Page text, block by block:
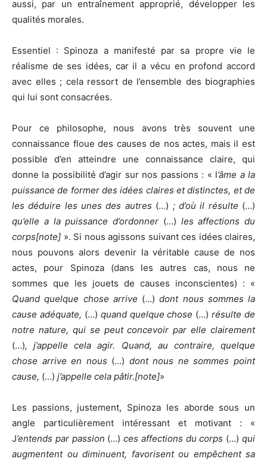
aussi, par un entraînement approprié, développer les
qualités morales.
Essentiel : Spinoza a manifesté par sa propre vie le
réalisme de ses idées, car il a vécu en profond accord
avec elles ; cela ressort de l’ensemble des biographies
qui lui sont consacrées.
Pour ce philosophe, nous avons très souvent une
connaissance floue des causes de nos actes, mais il est
possible d’en atteindre une connaissance claire, qui
donne la possibilité d’agir sur nos passions : « l’âme a la
puissance de former des idées claires et distinctes, et de
les déduire les unes des autres (…) ; d’où il résulte (…)
qu’elle a la puissance d’ordonner (…) les affections du
corps[note] ». Si nous agissons suivant ces idées claires,
nous pouvons alors devenir la véritable cause de nos
actes, pour Spinoza (dans les autres cas, nous ne
sommes que les jouets de causes inconscientes) : «
Quand quelque chose arrive (…)dont nous sommes la
cause adéquate, (…) quand quelque chose (…)résulte de
notre nature, qui se peut concevoir par elle clairement
(…), j’appelle cela agir. Quand, au contraire, quelque
chose arrive en nous (…) dont nous ne sommes point
cause, (…) j’appelle cela pâtir.[note]»
Les passions, justement, Spinoza les aborde sous un
angle particulièrement intéressant et motivant : «
J’entends par passion (…)ces affections du corps (…)qui
augmentent ou diminuent, favorisent ou empêchent sa